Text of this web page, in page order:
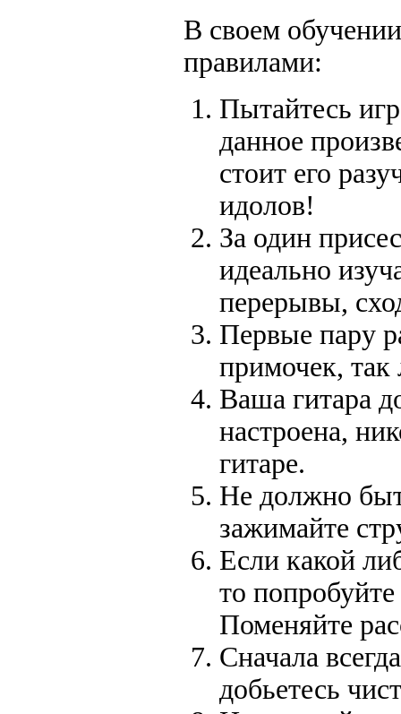
В своем
правилами:
Пытайтесь
данное
стоит его
идолов!
За один
идеально
перерывы,
Первые пару
примочек, так
Ваша гитара
настроена,
гитаре.
Не должно
зажимайте
Если какой
то
Поменяйте
Сначала
добьетесь